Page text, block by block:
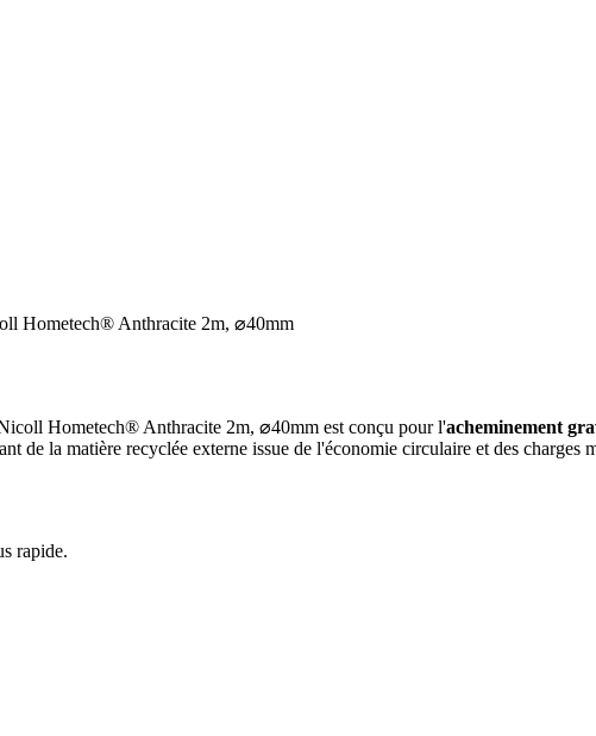
Hometech® Anthracite 2m, ⌀40mm
Hometech® Anthracite 2m, ⌀40mm est conçu pour l'acheminement
de la matière recyclée externe issue de l'économie circulaire et des charges
rapide.